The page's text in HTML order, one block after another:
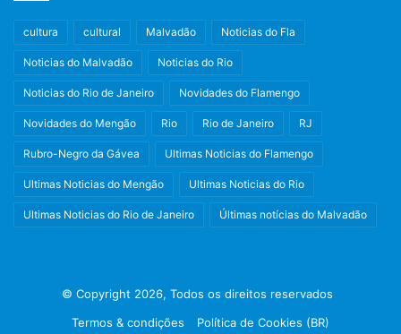
cultura cultural Malvadão Noticias do Fla
Noticias do Malvadão Noticias do Rio
Noticias do Rio de Janeiro Novidades do Flamengo
Novidades do Mengão Rio Rio de Janeiro RJ
Rubro-Negro da Gávea Ultimas Noticias do Flamengo
Ultimas Noticias do Mengão Ultimas Noticias do Rio
Ultimas Noticias do Rio de Janeiro Últimas notícias do Malvadão
© Copyright 2026, Todos os direitos reservados
Termos & condições
Política de Cookies (BR)